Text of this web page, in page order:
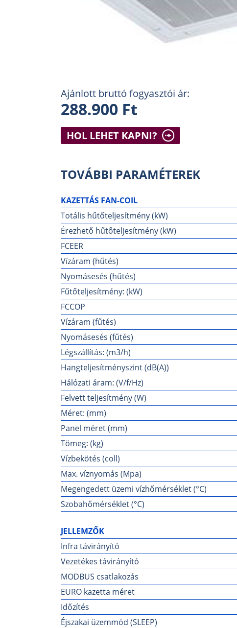
Ajánlott bruttó fogyasztói ár:
288.900 Ft
HOL LEHET KAPNI?
TOVÁBBI PARAMÉTEREK
KAZETTÁS FAN-COIL
Totális hűtőteljesítmény (kW)
Érezhető hűtőteljesítmény (kW)
FCEER
Vízáram (hűtés)
Nyomásesés (hűtés)
Fűtőteljesítmény: (kW)
FCCOP
Vízáram (fűtés)
Nyomásesés (fűtés)
Légszállítás: (m3/h)
Hangteljesítményszint (dB(A))
Hálózati áram: (V/f/Hz)
Felvett teljesítmény (W)
Méret: (mm)
Panel méret (mm)
Tömeg: (kg)
Vízbekötés (coll)
Max. víznyomás (Mpa)
Megengedett üzemi vízhőmérséklet (°C)
Szobahőmérséklet (°C)
JELLEMZŐK
Infra távirányító
Vezetékes távirányító
MODBUS csatlakozás
EURO kazetta méret
Időzítés
Éjszakai üzemmód (SLEEP)